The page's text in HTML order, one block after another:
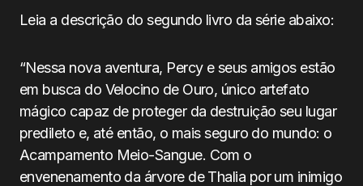
Leia a descrição do segundo livro da série abaixo:
“Nessa nova aventura, Percy e seus amigos estão
em busca do Velocino de Ouro, único artefato
mágico capaz de proteger da destruição seu lugar
predileto e, até então, o mais seguro do mundo: o
Acampamento Meio-Sangue. Com o
envenenamento da árvore de Thalia por um inimigo